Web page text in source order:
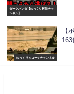
ダークパンダ【ゆっくり解説チャ
ンネル】
ゆっくりヒコーキチャンネル
【
163